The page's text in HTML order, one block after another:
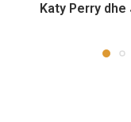
Katy Perry